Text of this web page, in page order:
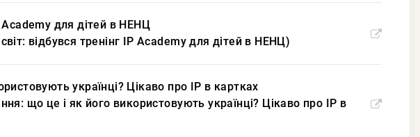
Academy для дітей в НЕНЦ
відбувся тренінг IP Academy для дітей в НЕНЦ)
українці? Цікаво про IP в картках
що це і як його використовують українці? Цікаво про IP в